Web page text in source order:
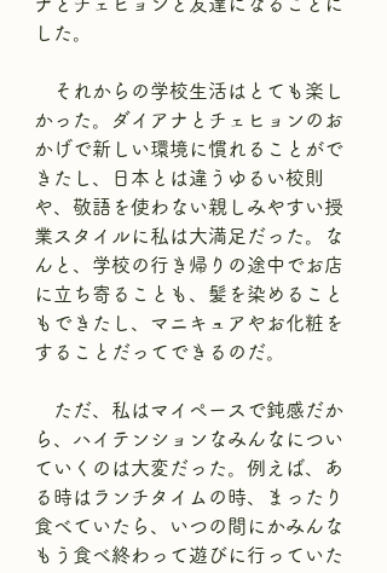
した。
それからの学校生活はとても楽し
かった。ダイアナとチェヒョンのお
かげで新しい環境に慣れることがで
きたし、日本とは違うゆるい校則
や、敬語を使わない親しみやすい授
業スタイルに私は大満足だった。な
んと、学校の行き帰りの途中でお店
に立ち寄ることも、髪を染めること
もできたし、マニキュアやお化粧を
することだってできるのだ。
ただ、私はマイペースで鈍感だか
ら、ハイテンションなみんなについ
ていくのは大変だった。例えば、あ
る時はランチタイムの時、まったり
食べていたら、いつの間にかみんな
もう食べ終わって遊びに行っていた